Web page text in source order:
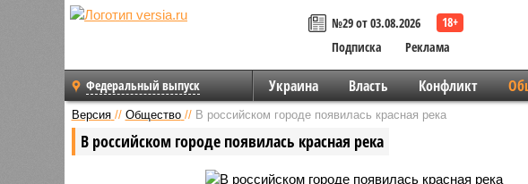
№29 от 03.08.2026
Подписка
Реклама
Федеральный выпуск Украина Власть Конфликт
Версия // Общество // В российском городе появилась красная река
В российском городе появилась красная река